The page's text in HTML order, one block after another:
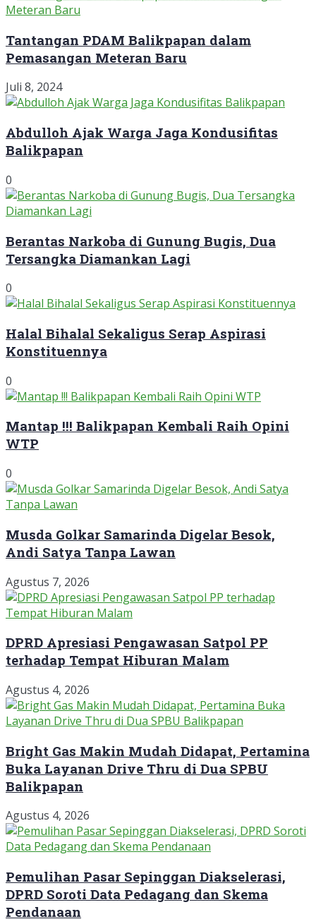
Tantangan PDAM Balikpapan dalam
Pemasangan Meteran Baru
Juli 8, 2024
Abdulloh Ajak Warga Jaga Kondusifitas
Balikpapan
0
Berantas Narkoba di Gunung Bugis, Dua
Tersangka Diamankan Lagi
0
Halal Bihalal Sekaligus Serap Aspirasi
Konstituennya
0
Mantap !!! Balikpapan Kembali Raih Opini
WTP
0
Musda Golkar Samarinda Digelar Besok,
Andi Satya Tanpa Lawan
Agustus 7, 2026
DPRD Apresiasi Pengawasan Satpol PP
terhadap Tempat Hiburan Malam
Agustus 4, 2026
Bright Gas Makin Mudah Didapat, Pertamina
Buka Layanan Drive Thru di Dua SPBU
Balikpapan
Agustus 4, 2026
Pemulihan Pasar Sepinggan Diakselerasi,
DPRD Soroti Data Pedagang dan Skema
Pendanaan